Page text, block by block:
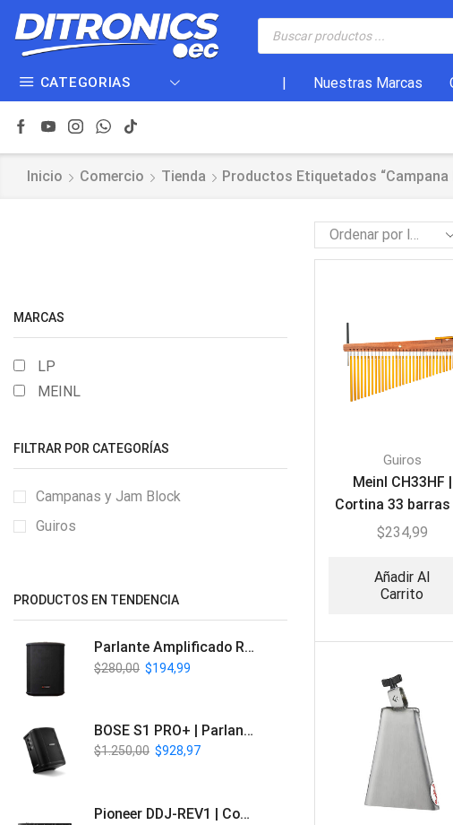
CATEGORIAS Nuestras Marcas
Inicio Comercio Tienda Productos Etiquetados “campana
Guiros
Meinl CH33HF |
Cortina 33 barras
concierto
$234,99
Añadir Al
Carrito
MARCAS
LP
MEINL
FILTRAR POR CATEGORÍAS
Campanas y Jam Block
Guiros
PRODUCTOS EN TENDENCIA
Parlante Amplificado Recargable BT | Italy Audio ITL-PRO11
$280,00 $194,99
BOSE S1 PRO+ | Parlante Profesional PA Inalámbrico
$1.250,00 $928,97
Pioneer DDJ-REV1 | Controlador DJ de 2 canales estilo Scratch